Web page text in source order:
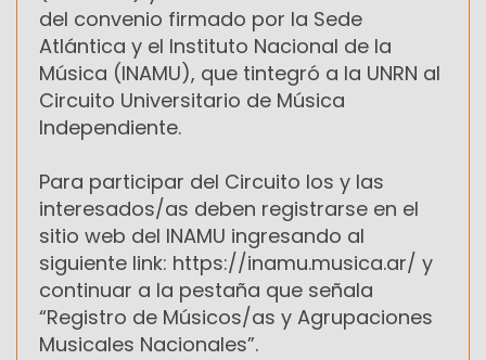
del convenio firmado por la Sede
Atlántica y el Instituto Nacional de la
Música (INAMU), que tintegró a la UNRN al
Circuito Universitario de Música
Independiente.
Para participar del Circuito los y las
interesados/as deben registrarse en el
sitio web del INAMU ingresando al
siguiente link: https://inamu.musica.ar/ y
continuar a la pestaña que señala
“Registro de Músicos/as y Agrupaciones
Musicales Nacionales”.